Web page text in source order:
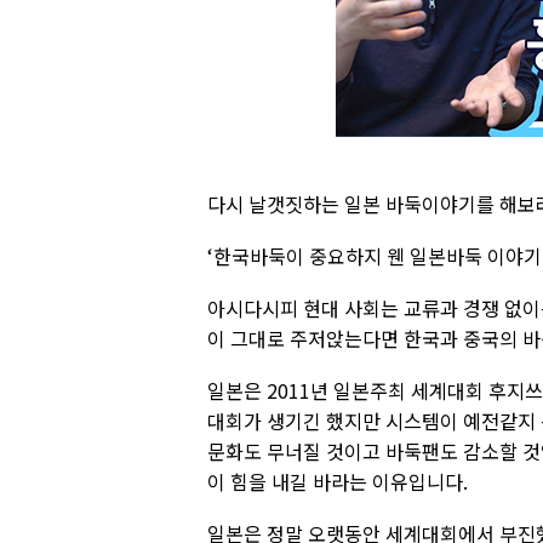
다시 날갯짓하는 일본 바둑이야기를 해
‘한국바둑이 중요하지 웬 일본바둑 이야
아시다시피 현대 사회는 교류과 경쟁 없
이 그대로 주저앉는다면 한국과 중국의
일본은 2011년 일본주최 세계대회 후지
대회가 생기긴 했지만 시스템이 예전같
문화도 무너질 것이고 바둑팬도 감소할
이 힘을 내길 바라는 이유입니다.
일본은 정말 오랫동안 세계대회에서 부